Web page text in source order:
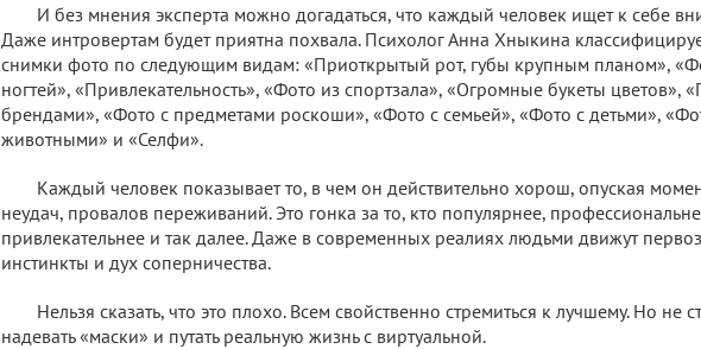
И без мнения эксперта можно догадаться, что каждый человек ищет к себе
Даже интровертам будет приятна похвала. Психолог Анна Хныкина
снимки фото по следующим видам: «Приоткрытый рот, губы крупным планом»,
ногтей», «Привлекательность», «Фото из спортзала», «Огромные букеты цветов»,
брендами», «Фото с предметами роскоши», «Фото с семьей», «Фото с детьми»,
животными» и «Селфи».
Каждый человек показывает то, в чем он действительно хорош, опуская
неудач, провалов переживаний. Это гонка за то, кто популярнее,
привлекательнее и так далее. Даже в современных реалиях людьми движут
инстинкты и дух соперничества.
Нельзя сказать, что это плохо. Всем свойственно стремиться к лучшему. Но не
надевать «маски» и путать реальную жизнь с виртуальной.